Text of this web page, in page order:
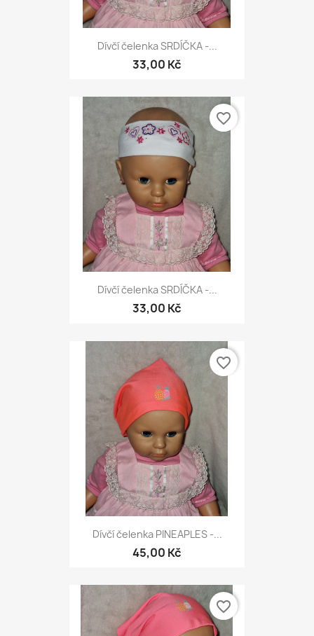
Dívčí čelenka SRDÍČKA -...
33,00 Kč
Dívčí čelenka SRDÍČKA -...
33,00 Kč
favorite_border
Dívčí čelenka PINEAPLES -...
45,00 Kč
favorite_border
favorite_border